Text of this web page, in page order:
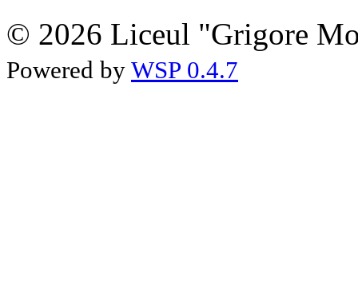
© 2026 Liceul "Grigore
Powered by WSP 0.4.7